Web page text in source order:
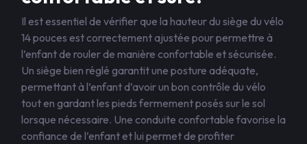
Il est essentiel de vérifier que la hauteur du siège du vélo
14 pouces est correctement ajustée pour permettre à
l’enfant de rouler de manière confortable et sécurisée.
Un siège bien réglé garantit une posture adéquate,
permettant à l’enfant d’avoir un bon contrôle du vélo
tout en gardant les pieds fermement posés sur le sol
lorsque nécessaire. Une conduite confortable favorise la
confiance de l’enfant et lui permet de profiter